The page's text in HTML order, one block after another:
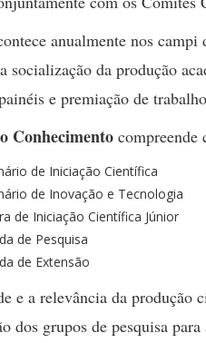
anualmente nos
socialização da produção
e premiação de
Conhecimento compreende
de Iniciação Científica
de Inovação e Tecnologia
de Iniciação Científica Júnior
de Pesquisa
de Extensão
e a relevância da produção
dos grupos de pesquisa